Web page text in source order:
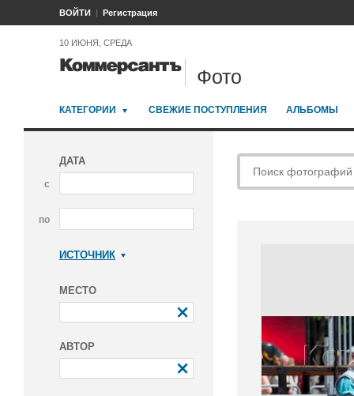
ВОЙТИ Регистрация
10 ИЮНЯ, СРЕДА
Фото
КАТЕГОРИИ СВЕЖИЕ ПОСТУПЛЕНИЯ АЛЬБОМЫ
ДАТА
с
по
ИСТОЧНИК
МЕСТО
АВТОР